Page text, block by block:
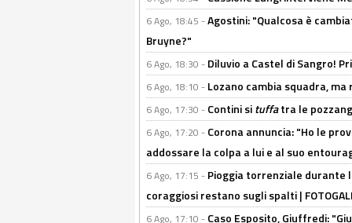
6 Ago, 18:45 -Agostini: "Qualcosa è
Bruyne?"
6 Ago, 18:30 - Diluvio a Castel di Sangro!
6 Ago, 18:10 - Lozano cambia squadra,
6 Ago, 17:30 - Contini situffatra le
6 Ago, 17:20 - Corona annuncia: "Ho le
addossare la colpa a lui e al suo
6 Ago, 17:15 - Pioggia torrenziale durante
coraggiosi restano sugli spalti |
6 Ago, 17:10 - Caso Esposito, Giuffredi: